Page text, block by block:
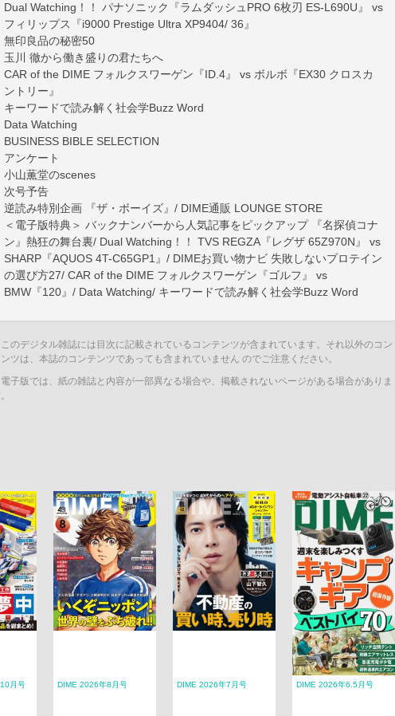
Dual Watching！！ パナソニック『ラムダッシュPRO 6枚刃 ES-L690U』 vs
フィリップス『i9000 Prestige Ultra XP9404/ 36』
無印良品の秘密50
玉川 徹から働き盛りの君たちへ
CAR of the DIME フォルクスワーゲン『ID.4』 vs ボルボ『EX30 クロスカ
ントリー』
キーワードで読み解く社会学Buzz Word
Data Watching
BUSINESS BIBLE SELECTION
アンケート
小山薫堂のscenes
次号予告
逆読み特別企画 『ザ・ボーイズ』/ DIME通販 LOUNGE STORE
＜電子版特典＞ バックナンバーから人気記事をピックアップ 『名探偵コナ
ン』熱狂の舞台裏/ Dual Watching！！ TVS REGZA『レグザ 65Z970N』 vs
SHARP『AQUOS 4T-C65GP1』/ DIMEお買い物ナビ 失敗しないプロテイン
の選び方27/ CAR of the DIME フォルクスワーゲン『ゴルフ』 vs
BMW『120』/ Data Watching/ キーワードで読み解く社会学Buzz Word
のデジタル雑誌には目次に記載されているコンテンツが含まれています。それ以外のコン
ツは、本誌のコンテンツであっても含まれていません のでご注意ください。
子版では、紙の雑誌と内容が一部異なる場合や、掲載されないページがある場合がありま
月号 DIME 2026年8月号 DIME 2026年7月号 DIME 2026年6.5月号